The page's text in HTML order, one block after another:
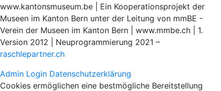
www.kantonsmuseum.be | Ein Kooperationsprojekt der
Museen im Kanton Bern unter der Leitung von mmBE -
Verein der Museen im Kanton Bern | www.mmbe.ch | 1.
Version 2012 | Neuprogrammierung 2021 –
raschlepartner.ch
Admin Login Datenschutzerklärung
Cookies ermöglichen eine bestmögliche Bereitstellung